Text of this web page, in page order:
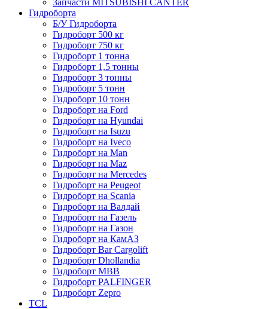
Гидроборта
Б/У Гидроборта
Гидроборт 500 кг
Гидроборт 750 кг
Гидроборт 1 тонна
Гидроборт 1,5 тонны
Гидроборт 3 тонны
Гидроборт 5 тонн
Гидроборт 10 тонн
Гидроборт на Ford
Гидроборт на Hyundai
Гидроборт на Isuzu
Гидроборт на Iveco
Гидроборт на Man
Гидроборт на Maz
Гидроборт на Mercedes
Гидроборт на Peugeot
Гидроборт на Scania
Гидроборт на Валдай
Гидроборт на Газель
Гидроборт на Газон
Гидроборт на КамАЗ
Гидроборт Bar Cargolift
Гидроборт Dhollandia
Гидроборт MBB
Гидроборт PALFINGER
Гидроборт Zepro
TCL